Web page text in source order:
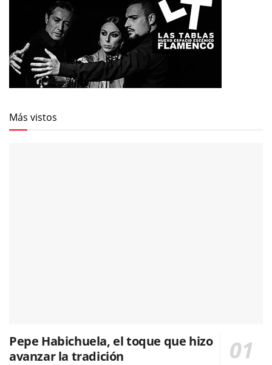
Más vistos
Pepe Habichuela, el toque que hizo
avanzar la tradición